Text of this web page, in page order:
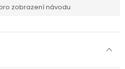
zobrazení návodu